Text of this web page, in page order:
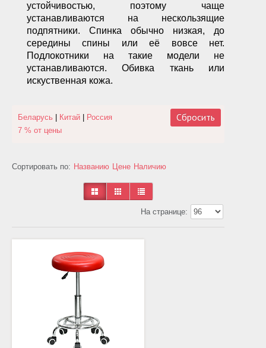
устойчивостью, поэтому чаще
устанавливаются на нескользящие
подпятники. Спинка обычно низкая, до
середины спины или её вовсе нет.
Подлокотники на такие модели не
устанавливаются. Обивка ткань или
искуственная кожа.
Беларусь Китай
Россия
7 % от цены
Сбросить
Сортировать по: Названию Цене Наличию
На странице: